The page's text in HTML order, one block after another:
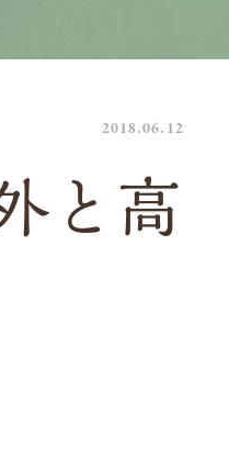
2018.06.12
と高